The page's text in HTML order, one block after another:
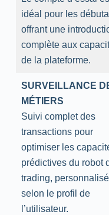
idéal pour les
offrant une
complète aux
de la plateforme.
SURVEILLANCE
MÉTIERS
Suivi complet des
transactions pour
optimiser les
prédictives du robot
trading, personnalisé
selon le profil de
l’utilisateur.